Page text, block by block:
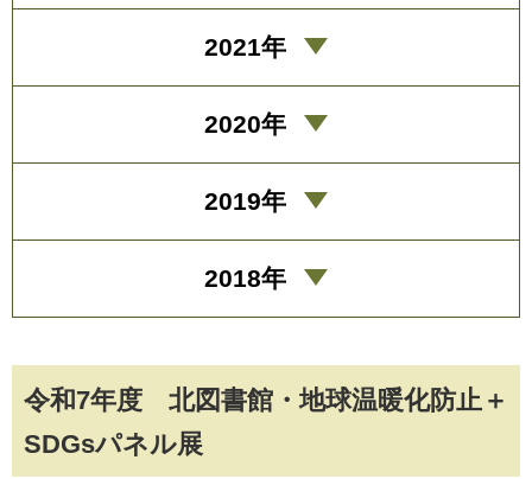
令和7年度 北図書館・地球温暖化防止＋
SDGsパネル展
2021年
2020年
2019年
2018年